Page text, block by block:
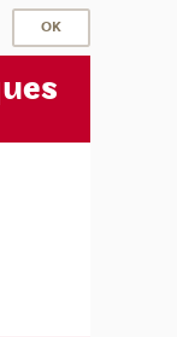
es